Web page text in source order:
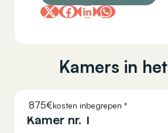
Kamers in het
875€kosten inbegrepen *
COURTOISIE 11
Kamer nr. 1